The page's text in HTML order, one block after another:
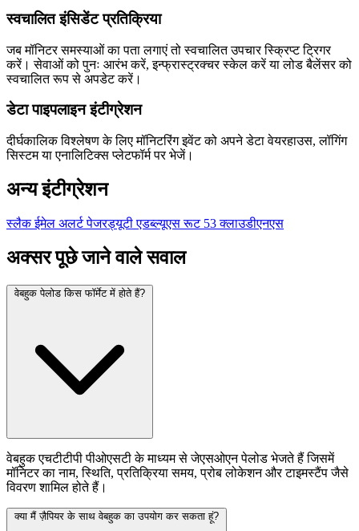
स्वचालित इंसिडेंट प्रतिक्रिया
जब मॉनिटर समस्याओं का पता लगाएं तो स्वचालित उपचार स्क्रिप्ट ट्रिगर
करें। सेवाओं को पुनः आरंभ करें, इन्फ्रास्ट्रक्चर स्केल करें या लोड बैलेंसर को
स्वचालित रूप से अपडेट करें।
डेटा पाइपलाइन इंटीग्रेशन
दीर्घकालिक विश्लेषण के लिए मॉनिटरिंग इवेंट को अपने डेटा वेयरहाउस, लॉगिंग
सिस्टम या एनालिटिक्स प्लेटफॉर्म पर भेजें।
अन्य इंटीग्रेशन
स्लैकईमेल अलर्टपेजरड्यूटीएडब्ल्यूएस रूट 53क्लाउडीएनएस
अक्सर पूछे जाने वाले सवाल
वेबहुक पेलोड किस फॉर्मेट में होते हैं?
वेबहुक एचटीटीपी पीओएसटी के माध्यम से जेएसओएन पेलोड भेजते हैं जिसमें
मॉनिटर का नाम, स्थिति, प्रतिक्रिया समय, प्रोब लोकेशन और टाइमस्टैंप जैसे
विवरण शामिल होते हैं।
क्या मैं ज़ैपियर के साथ वेबहुक का उपयोग कर सकता हूं?